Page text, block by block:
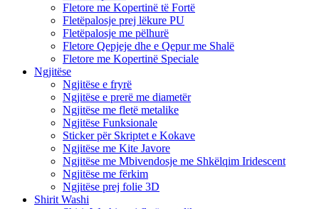
Fletore me Kopertinë të Fortë
Fletëpalosje prej lëkure PU
Fletëpalosje me pëlhurë
Fletore Qepjeje dhe e Qepur me Shalë
Fletore me Kopertinë Speciale
Ngjitëse
Ngjitëse e fryrë
Ngjitëse e prerë me diametër
Ngjitëse me fletë metalike
Ngjitëse Funksionale
Sticker për Skriptet e Kokave
Ngjitëse me Kite Javore
Ngjitëse me Mbivendosje me Shkëlqim Iridescent
Ngjitëse me fërkim
Ngjitëse prej folie 3D
Shirit Washi